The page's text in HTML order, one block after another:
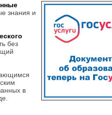
знания и
без
в